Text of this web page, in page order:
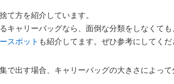
て方を紹介しています。
キャリーバッグなら、面倒な分類をしなくても
スポット も紹介してます。ぜひ参考にしてくだ
で出す場合、キャリーバッグの大きさによって